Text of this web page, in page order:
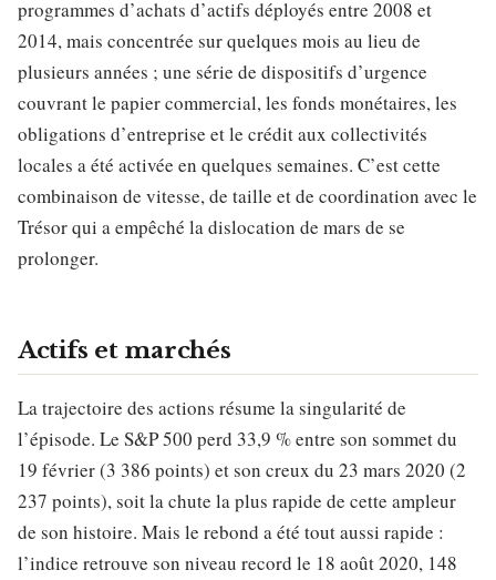
programmes d’achats d’actifs déployés entre 2008 et
2014, mais concentrée sur quelques mois au lieu de
plusieurs années ; une série de dispositifs d’urgence
couvrant le papier commercial, les fonds monétaires, les
obligations d’entreprise et le crédit aux collectivités
locales a été activée en quelques semaines. C’est cette
combinaison de vitesse, de taille et de coordination avec le
Trésor qui a empêché la dislocation de mars de se
prolonger.
Actifs et marchés
La trajectoire des actions résume la singularité de
l’épisode. Le S&P 500 perd 33,9 % entre son sommet du
19 février (3 386 points) et son creux du 23 mars 2020 (2
237 points), soit la chute la plus rapide de cette ampleur
de son histoire. Mais le rebond a été tout aussi rapide :
l’indice retrouve son niveau record le 18 août 2020, 148